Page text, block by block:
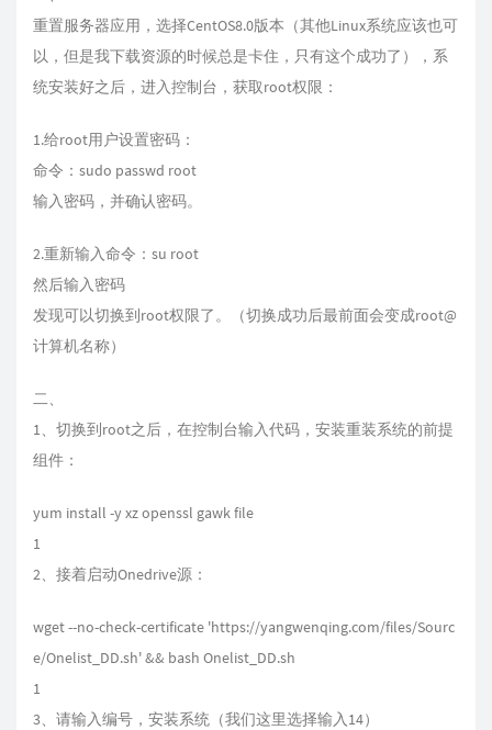
重置服务器应用，选择CentOS8.0版本（其他Linux系统应该也可
以，但是我下载资源的时候总是卡住，只有这个成功了），系
统安装好之后，进入控制台，获取root权限：
1.给root用户设置密码：
命令：sudo passwd root
输入密码，并确认密码。
2.重新输入命令：su root
然后输入密码
发现可以切换到root权限了。（切换成功后最前面会变成root@
计算机名称）
二、
1、切换到root之后，在控制台输入代码，安装重装系统的前提
组件：
yum install -y xz openssl gawk file
1
2、接着启动Onedrive源：
wget --no-check-certificate 'https://yangwenqing.com/files/Sourc
e/Onelist_DD.sh' && bash Onelist_DD.sh
1
3、请输入编号，安装系统（我们这里选择输入14）